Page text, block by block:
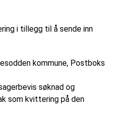
i tillegg til å sende inn
kommune, Postboks
søknad og
som kvittering på den